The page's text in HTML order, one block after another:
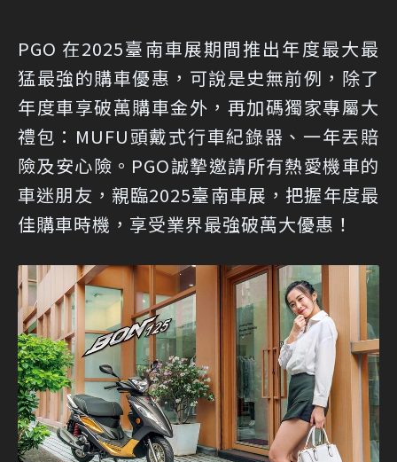
PGO 在2025臺南車展期間推出年度最大最
猛最強的購車優惠，可說是史無前例，除了
年度車享破萬購車金外，再加碼獨家專屬大
禮包：MUFU頭戴式行車紀錄器、一年丟賠
險及安心險。PGO誠摯邀請所有熱愛機車的
車迷朋友，親臨2025臺南車展，把握年度最
佳購車時機，享受業界最強破萬大優惠！